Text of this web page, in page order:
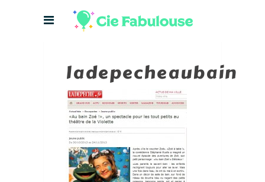
ladepecheaubain